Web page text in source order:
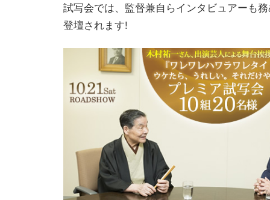
試写会では、監督兼自らインタビュアーも
登壇されます!